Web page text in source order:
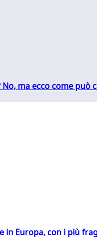
ma ecco come può
in Europa, con i più